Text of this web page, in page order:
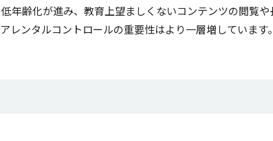
年齢化が進み、教育上望ましくないコンテンツの閲覧
レンタルコントロールの重要性はより一層増しています。